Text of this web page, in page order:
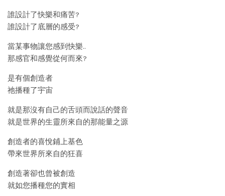
誰設計了快樂和痛苦?
誰設計了底層的感受?
當某事物讓您感到快樂..
那感官和感覺從何而來?
是有個創造者
祂播種了宇宙
就是那沒有自己的舌頭而說話的聲音
就是世界的生靈所來自的那能量之源
創造者的喜悅鋪上基色
帶來世界所來自的狂喜
創造著卻也曾被創造
就如您播種您的實相